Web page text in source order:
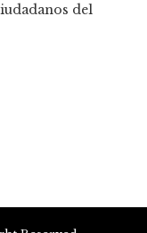
del